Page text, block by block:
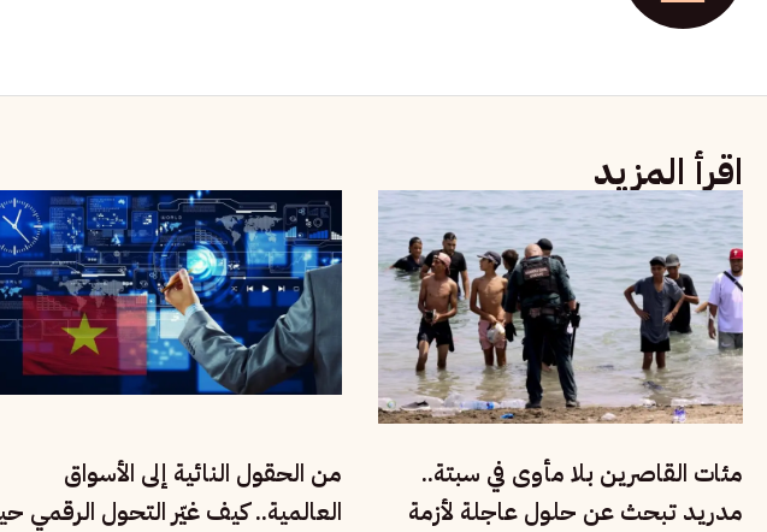
اقرأ المزيد
مئات القاصرين بلا مأوى في سبتة..
مدريد تبحث عن حلول عاجلة لأزمة
من الحقول النائية إلى الأسواق
العالمية.. كيف غيّر التحول الرقمي